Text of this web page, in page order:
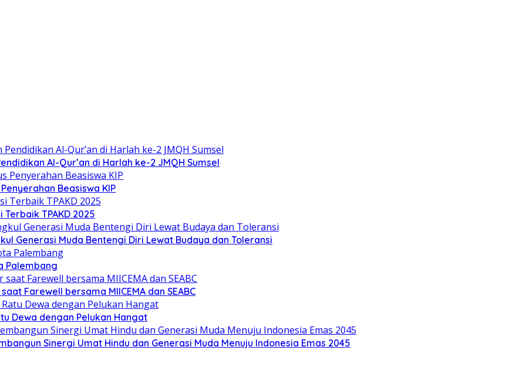
Al-Qur’an di Harlah ke-2 JMQH Sumsel
Beasiswa KIP
TPAKD 2025
Generasi Muda Bentengi Diri Lewat Budaya dan Toleransi
Palembang
Farewell bersama MIICEMA dan SEABC
Dewa dengan Pelukan Hangat
Sinergi Umat Hindu dan Generasi Muda Menuju Indonesia Emas 2045